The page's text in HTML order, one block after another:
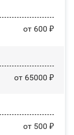
от 600 ₽
от 65000 ₽
от 500 ₽